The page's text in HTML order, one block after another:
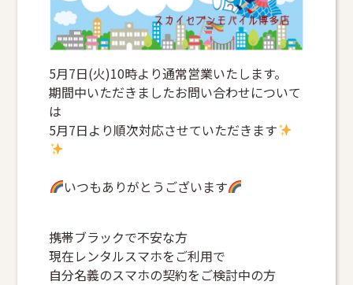
5月7日(火)10時より通常営業いたします。
期間中いただきましたお問い合わせについて
は
5月7日より順次対応させていただきます
いつもありがとうございます
携帯ブラックで不安な方
現在レンタルスマホをご利用で
自分名義のスマホの契約をご検討中の方